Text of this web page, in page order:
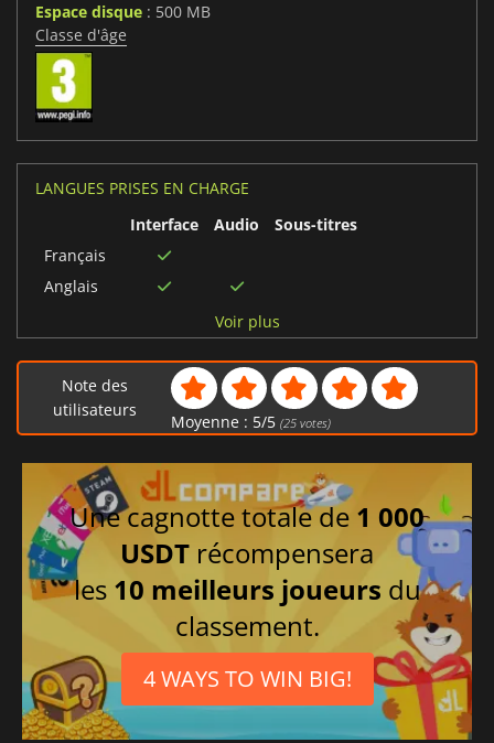
Espace disque : 500 MB
Classe d'âge
LANGUES PRISES EN CHARGE
Interface
Audio
Sous-titres
Français
Anglais
Voir plus
Note des
utilisateurs
Moyenne : 5/5 (25votes)
Une cagnotte totale de 1 000
USDT récompensera
les 10 meilleurs joueurs du
classement.
4 WAYS TO WIN BIG!